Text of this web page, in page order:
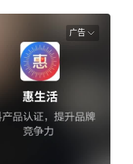
广告